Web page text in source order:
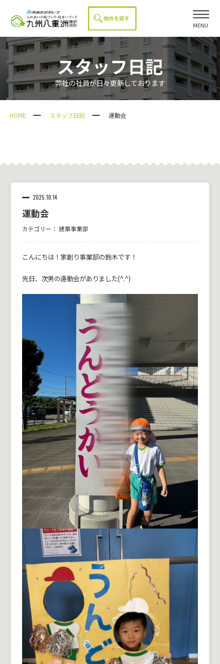
MENU
スタッフ日記
弊社の社員が日々更新しております
HOME スタッフ日記 運動会
2025.10.14
運動会
カテゴリー： 建築事業部
こんにちは！家創り事業部の鈴木です！
先日、次男の運動会がありました(^.^)